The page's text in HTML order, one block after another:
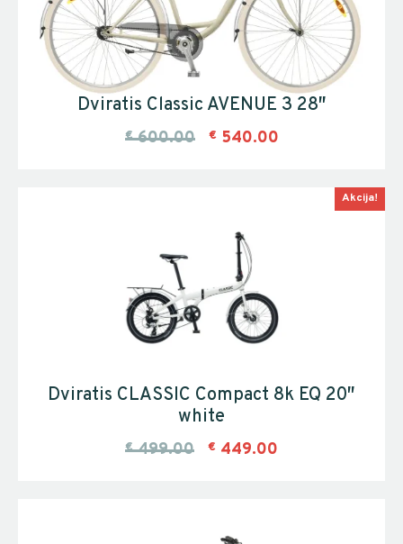
Dviratis Classic AVENUE 3 28″
€ 600.00 € 540.00
Akcija!
Dviratis CLASSIC Compact 8k EQ 20″
white
€ 499.00 € 449.00